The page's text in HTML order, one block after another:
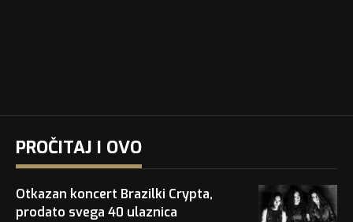
PROČITAJ I OVO
Otkazan koncert Brazilki Crypta,
prodato svega 40 ulaznica